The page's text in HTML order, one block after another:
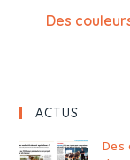
Des
ACTUS
Des